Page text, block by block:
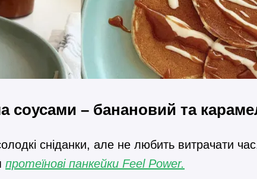
соусами – банановий та
сніданки, але не любить витрачати
протеїнові панкейки Feel Power.